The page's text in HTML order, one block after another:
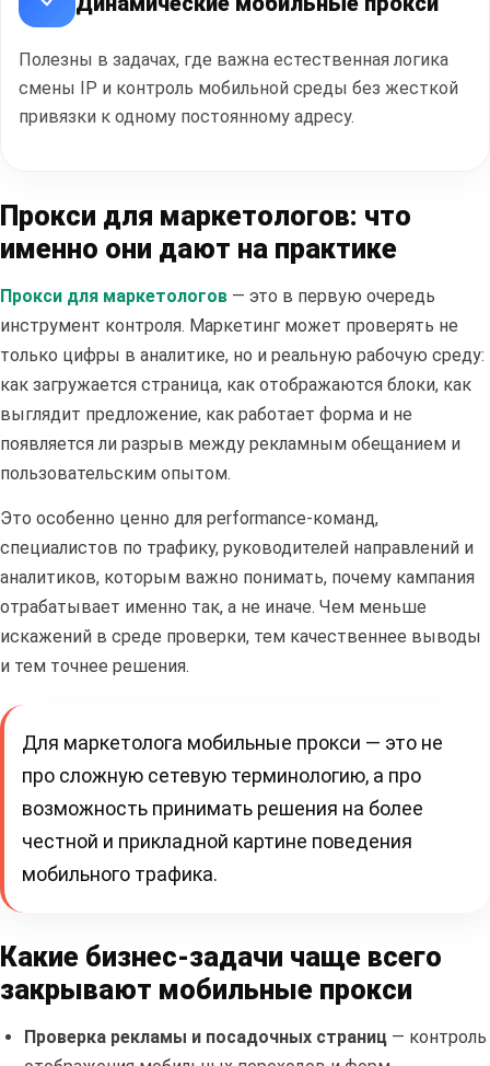
Полезны в задачах, где важна естественная логика
смены IP и контроль мобильной среды без жесткой
привязки к одному постоянному адресу.
Прокси для маркетологов: что
именно они дают на практике
Прокси для маркетологов — это в первую очередь
инструмент контроля. Маркетинг может проверять не
только цифры в аналитике, но и реальную рабочую среду:
как загружается страница, как отображаются блоки, как
выглядит предложение, как работает форма и не
появляется ли разрыв между рекламным обещанием и
пользовательским опытом.
Это особенно ценно для performance-команд,
специалистов по трафику, руководителей направлений и
аналитиков, которым важно понимать, почему кампания
отрабатывает именно так, а не иначе. Чем меньше
искажений в среде проверки, тем качественнее выводы
и тем точнее решения.
Для маркетолога мобильные прокси — это не
про сложную сетевую терминологию, а про
возможность принимать решения на более
честной и прикладной картине поведения
мобильного трафика.
Какие бизнес-задачи чаще всего
закрывают мобильные прокси
Проверка рекламы и посадочных страниц — контроль